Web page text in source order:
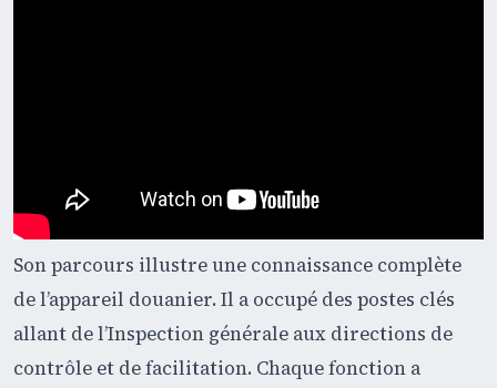
Son parcours illustre une connaissance complète
de l’appareil douanier. Il a occupé des postes clés
allant de l’Inspection générale aux directions de
contrôle et de facilitation. Chaque fonction a